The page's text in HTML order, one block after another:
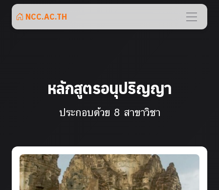
NCC.AC.TH
หลักสูตรอนุปริญญา
ประกอบด้วย 8 สาขาวิชา